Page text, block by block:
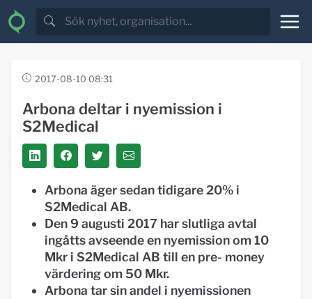
2017-08-10 08:31
Arbona deltar i nyemission i
S2Medical
Arbona äger sedan tidigare 20% i
S2Medical AB.
Den 9 augusti 2017 har slutliga avtal
ingåtts avseende en nyemission om 10
Mkr i S2Medical AB till en pre- money
värdering om 50 Mkr.
Arbona tar sin andel i nyemissionen